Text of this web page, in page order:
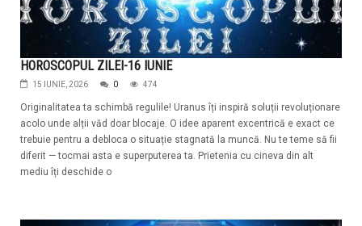
HOROSCOPUL ZILEI-16 IUNIE
15 IUNIE, 2026 0 474
Originalitatea ta schimbă regulile! Uranus îți inspiră soluții revoluționare
acolo unde alții văd doar blocaje. O idee aparent excentrică e exact ce
trebuie pentru a debloca o situație stagnată la muncă. Nu te teme să fii
diferit — tocmai asta e superputerea ta. Prietenia cu cineva din alt
mediu îți deschide o